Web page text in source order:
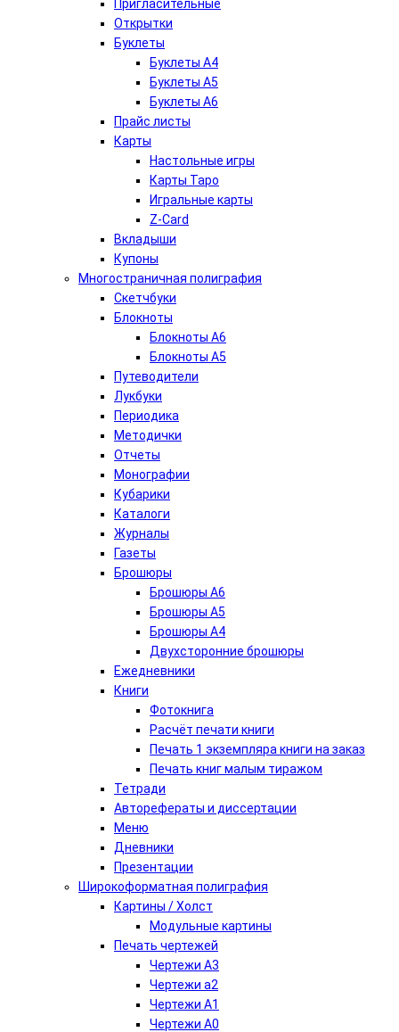
Пригласительные
Открытки
Буклеты
Буклеты А4
Буклеты А5
Буклеты А6
Прайс листы
Карты
Настольные игры
Карты Таро
Игральные карты
Z-Card
Вкладыши
Купоны
Многостраничная полиграфия
Скетчбуки
Блокноты
Блокноты А6
Блокноты А5
Путеводители
Лукбуки
Периодика
Методички
Отчеты
Монографии
Кубарики
Каталоги
Журналы
Газеты
Брошюры
Брошюры А6
Брошюры А5
Брошюры А4
Двухсторонние брошюры
Ежедневники
Книги
Фотокнига
Расчёт печати книги
Печать 1 экземпляра книги на заказ
Печать книг малым тиражом
Тетради
Авторефераты и диссертации
Меню
Дневники
Презентации
Широкоформатная полиграфия
Картины / Холст
Модульные картины
Печать чертежей
Чертежи А3
Чертежи а2
Чертежи А1
Чертежи А0